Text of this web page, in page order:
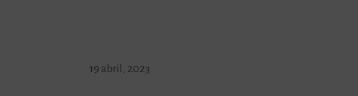
19 abril, 2023